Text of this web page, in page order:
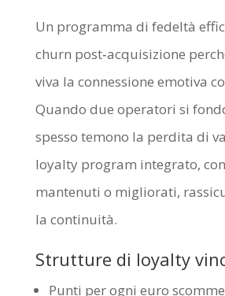
Un programma di fedeltà
churn post‑acquisizione
viva la connessione emotiva
Quando due operatori si
spesso temono la perdita di
loyalty program integrato,
mantenuti o migliorati,
la continuità.
Strutture di loyalty
Punti per ogni euro